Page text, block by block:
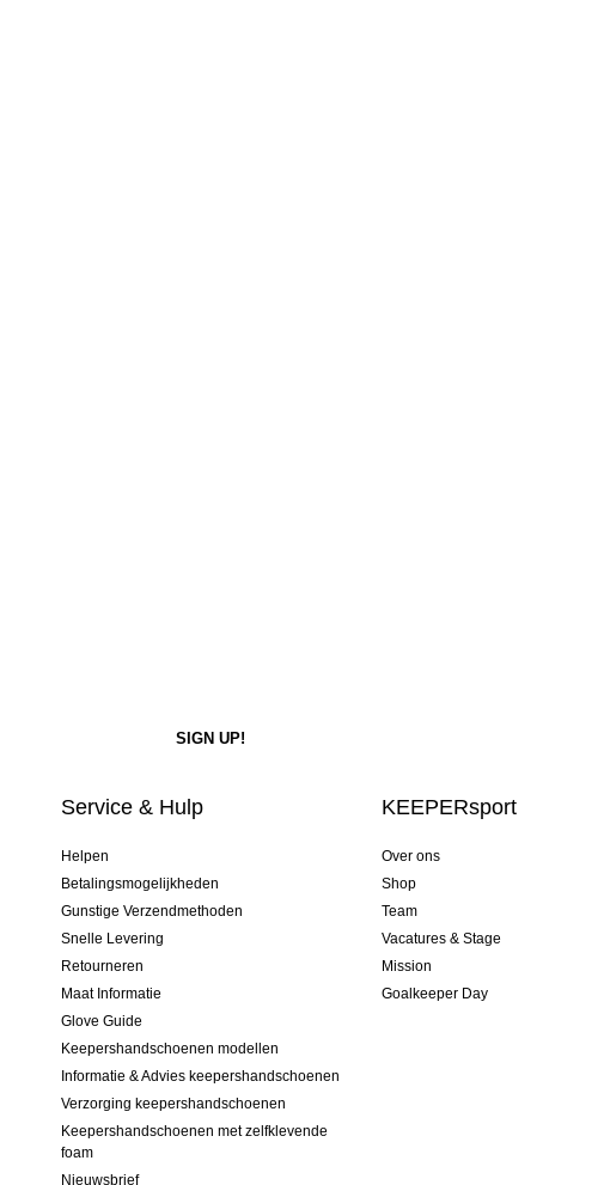
Service & Hulp
Helpen
Betalingsmogelijkheden
Gunstige Verzendmethoden
Snelle Levering
Retourneren
Maat Informatie
Glove Guide
Keepershandschoenen modellen
Informatie & Advies keepershandschoenen
Verzorging keepershandschoenen
Keepershandschoenen met zelfklevende
foam
Nieuwsbrief
KEEPERsport
Over ons
Shop
Team
Vacatures & Stage
Mission
Goalkeeper Day